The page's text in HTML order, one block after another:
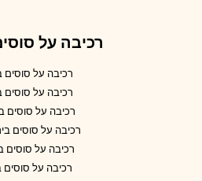
רכיבה על
רכיבה על סוסים
רכיבה על סוסים
רכיבה על סוסים
רכיבה על סוסים
רכיבה על סוסים
רכיבה על סוסים